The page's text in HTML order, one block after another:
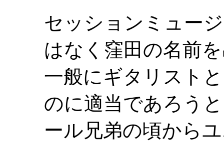
セッションミュー
はなく窪田の名前
一般にギタリスト
のに適当であろう
ール兄弟の頃から